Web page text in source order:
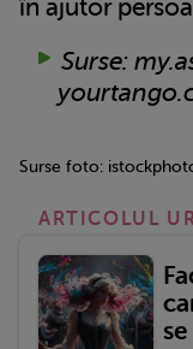
în ajutor
Surse:
Surse foto:
ARTICOLUL